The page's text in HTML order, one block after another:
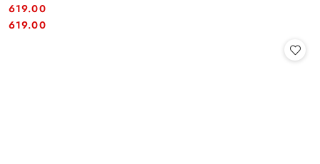
Cena:
619.00
Cena:
619.00